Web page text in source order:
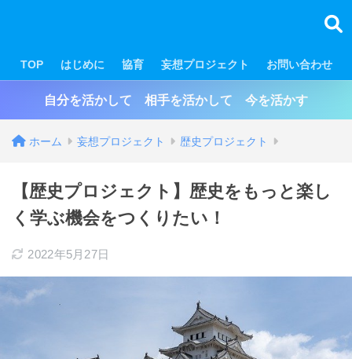
TOP はじめに 協育 妄想プロジェクト お問い合わせ
自分を活かして 相手を活かして 今を活かす
ホーム 妄想プロジェクト 歴史プロジェクト
【歴史プロジェクト】歴史をもっと楽し
く学ぶ機会をつくりたい！
2022年5月27日